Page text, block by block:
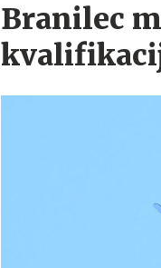
Branilec